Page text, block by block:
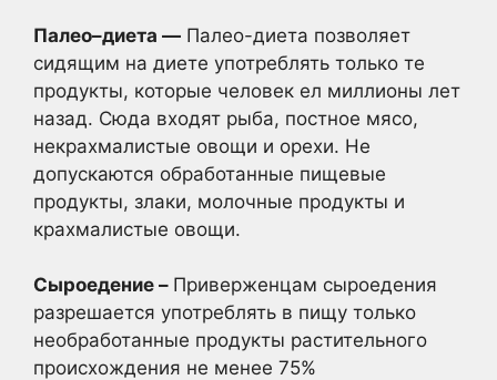
Палео–диета — Палео-диета позволяет
сидящим на диете употреблять только те
продукты, которые человек ел миллионы лет
назад. Сюда входят рыба, постное мясо,
некрахмалистые овощи и орехи. Не
допускаются обработанные пищевые
продукты, злаки, молочные продукты и
крахмалистые овощи.
Сыроедение – Приверженцам сыроедения
разрешается употреблять в пищу только
необработанные продукты растительного
происхождения не менее 75%